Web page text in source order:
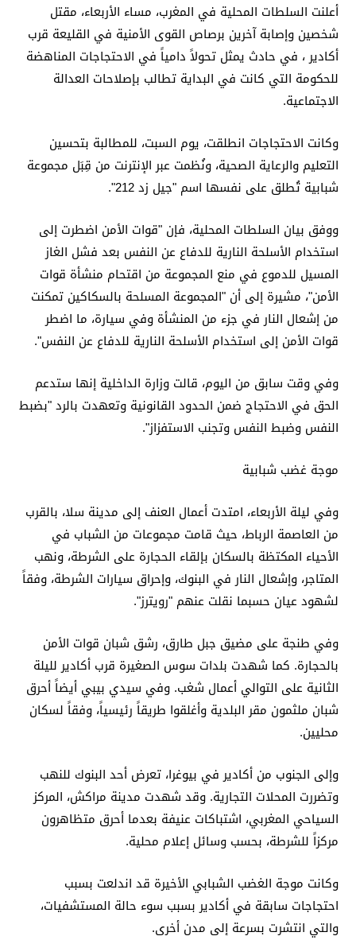
أعلنت السلطات المحلية في المغرب، مساء الأربعاء، مقتل
شخصين وإصابة آخرين برصاص القوى الأمنية في القليعة قرب
أكادير ، في حادث يمثل تحولاً دامياً في الاحتجاجات المناهضة
للحكومة التي كانت في البداية تطالب بإصلاحات العدالة
الاجتماعية.
وكانت الاحتجاجات انطلقت، يوم السبت، للمطالبة بتحسين
التعليم والرعاية الصحية، ونُظمت عبر الإنترنت من قِبَل مجموعة
شبابية تُطلق على نفسها اسم "جيل زد 212".
ووفق بيان السلطات المحلية، فإن "قوات الأمن اضطرت إلى
استخدام الأسلحة النارية للدفاع عن النفس بعد فشل الغاز
المسيل للدموع في منع المجموعة من اقتحام منشأة قوات
الأمن"، مشيرة إلى أن "المجموعة المسلحة بالسكاكين تمكنت
من إشعال النار في جزء من المنشأة وفي سيارة، ما اضطر
قوات الأمن إلى استخدام الأسلحة النارية للدفاع عن النفس".
وفي وقت سابق من اليوم، قالت وزارة الداخلية إنها ستدعم
الحق في الاحتجاج ضمن الحدود القانونية وتعهدت بالرد "بضبط
النفس وضبط النفس وتجنب الاستفزاز".
موجة غضب شبابية
وفي ليلة الأربعاء، امتدت أعمال العنف إلى مدينة سلا، بالقرب
من العاصمة الرباط، حيث قامت مجموعات من الشباب في
الأحياء المكتظة بالسكان بإلقاء الحجارة على الشرطة، ونهب
المتاجر، وإشعال النار في البنوك، وإحراق سيارات الشرطة، وفقاً
لشهود عيان حسبما نقلت عنهم "رويترز".
وفي طنجة على مضيق جبل طارق، رشق شبان قوات الأمن
بالحجارة. كما شهدت بلدات سوس الصغيرة قرب أكادير لليلة
الثانية على التوالي أعمال شغب. وفي سيدي بيبي أيضاً أحرق
شبان ملثمون مقر البلدية وأغلقوا طريقاً رئيسياً، وفقاً لسكان
محليين.
وإلى الجنوب من أكادير في بيوغرا، تعرض أحد البنوك للنهب
وتضررت المحلات التجارية. وقد شهدت مدينة مراكش، المركز
السياحي المغربي، اشتباكات عنيفة بعدما أحرق متظاهرون
مركزاً للشرطة، بحسب وسائل إعلام محلية.
وكانت موجة الغضب الشبابي الأخيرة قد اندلعت بسبب
احتجاجات سابقة في أكادير بسبب سوء حالة المستشفيات،
والتي انتشرت بسرعة إلى مدن أخرى.